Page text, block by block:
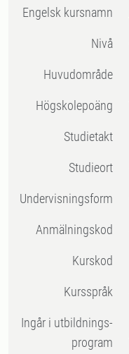
Engelsk kursnamn
Nivå
Huvudområde
högskolepoäng
Studietakt
Studieort
Undervisningsform
Anmälningskod
Kurskod
Kursspråk
Ingår i utbildnings-
program